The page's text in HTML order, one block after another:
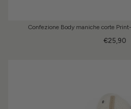
Confezione Body maniche corte
€25,90